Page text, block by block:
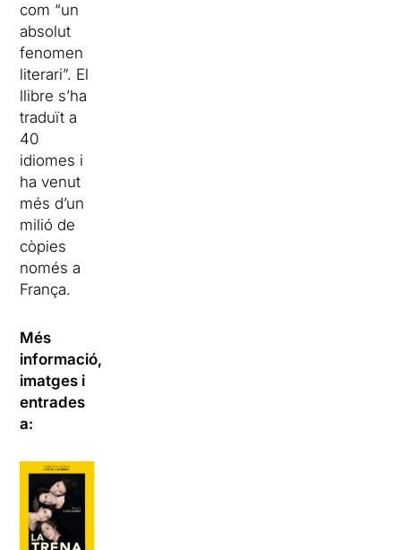
com “un
absolut
fenomen
literari”. El
llibre s’ha
traduït a
40
idiomes i
ha venut
més d’un
milió de
còpies
només a
França.
Més
informació,
imatges i
entrades
a: